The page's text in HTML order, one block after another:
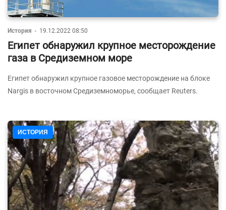
История - 19.12.2022 08:50
Египет обнаружил крупное месторождение
газа в Средиземном море
Египет обнаружил крупное газовое месторождение на блоке
Nargis в восточном Средиземноморье, сообщает Reuters.
ИСТОРИЯ